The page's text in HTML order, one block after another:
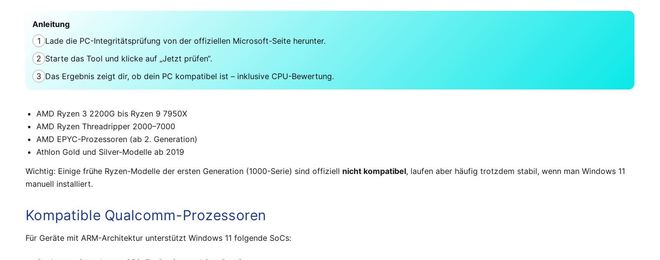
Anleitung
1 Lade die PC-Integritätsprüfung von der offiziellen Microsoft-Seite herunter.
2 Starte das Tool und klicke auf „Jetzt prüfen“.
3 Das Ergebnis zeigt dir, ob dein PC kompatibel ist – inklusive CPU-Bewertung.
AMD Ryzen 3 2200G bis Ryzen 9 7950X
AMD Ryzen Threadripper 2000–7000
AMD EPYC-Prozessoren (ab 2. Generation)
Athlon Gold und Silver-Modelle ab 2019
Wichtig: Einige frühe Ryzen-Modelle der ersten Generation (1000-Serie) sind offiziell nicht kompatibel, laufen aber häufig trotzdem stabil, wenn man Windows 11
manuell installiert.
Kompatible Qualcomm-Prozessoren
Für Geräte mit ARM-Architektur unterstützt Windows 11 folgende SoCs: